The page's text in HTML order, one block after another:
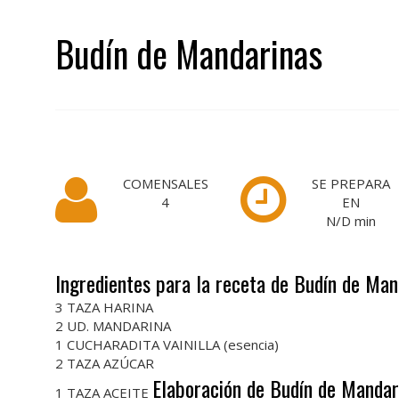
Budín de Mandarinas
COMENSALES
4
SE PREPARA
EN
N/D min
Ingredientes para la receta de Budín de
3 TAZA HARINA
2 UD. MANDARINA
1 CUCHARADITA VAINILLA (esencia)
2 TAZA AZÚCAR
1 TAZA ACEITE Elaboración de Budín de